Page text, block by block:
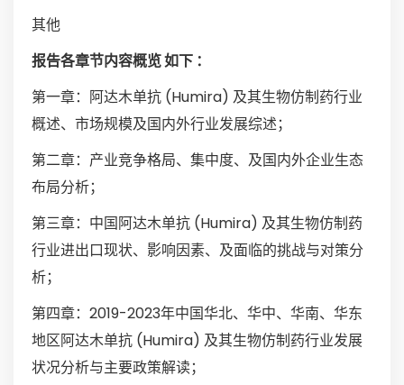
其他
报告各章节内容概览 如下 ：
第一章：阿达木单抗 (Humira) 及其生物仿制药行业
概述、市场规模及国内外行业发展综述；
第二章：产业竞争格局、集中度、及国内外企业生态
布局分析；
第三章：中国阿达木单抗 (Humira) 及其生物仿制药
行业进出口现状、影响因素、及面临的挑战与对策分
析；
第四章：2019-2023年中国华北、华中、华南、华东
地区阿达木单抗 (Humira) 及其生物仿制药行业发展
状况分析与主要政策解读；